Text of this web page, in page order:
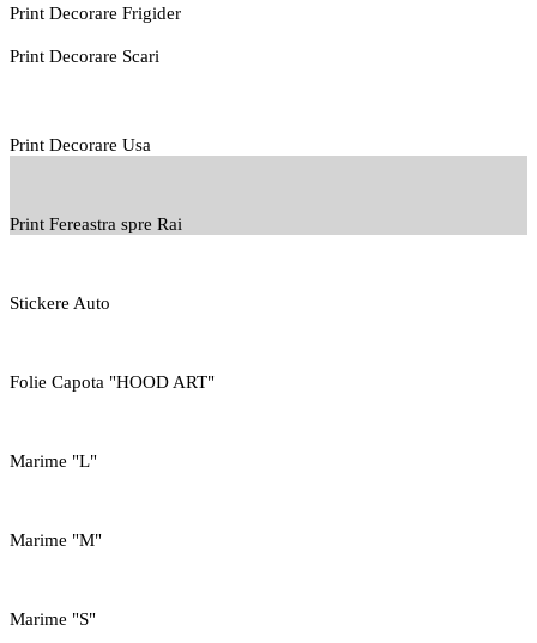
Print Decorare Frigider
Print Decorare Scari
Print Decorare Usa
Print Fereastra spre Rai
Stickere Auto
Folie Capota "HOOD ART"
Marime "L"
Marime "M"
Marime "S"